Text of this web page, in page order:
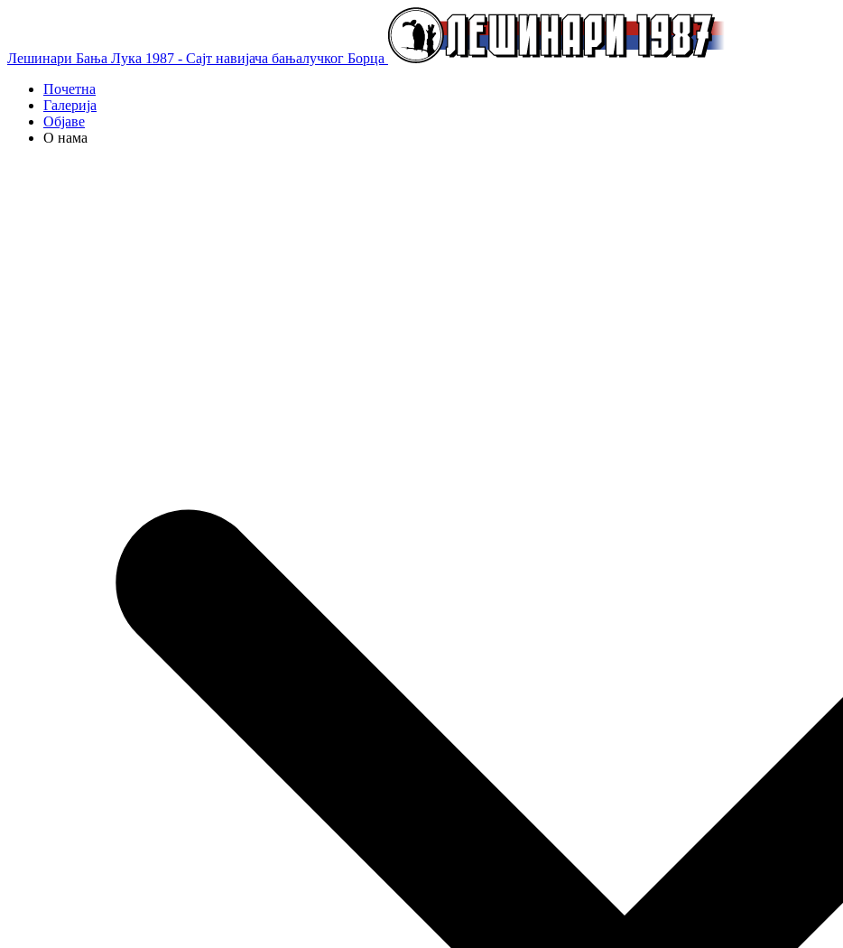
Лешинари Бања Лука 1987 - Сајт навијача бањалучког Борца
Почетна
Галерија
Објаве
О нама